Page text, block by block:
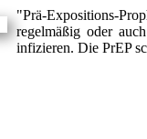
"Prä-Expositions-
regelmäßig oder
infizieren. Die PrEP